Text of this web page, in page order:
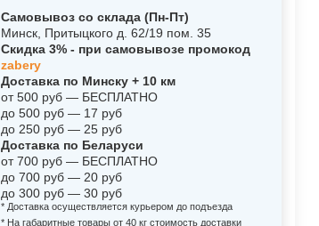
Самовывоз со склада (Пн-Пт)
Минск, Притыцкого д. 62/19 пом. 35
Скидка 3% - при самовывозе промокод
zabery
Доставка по Минску + 10 км
от 500 руб — БЕСПЛАТНО
до 500 руб — 17 руб
до 250 руб — 25 руб
Доставка по Беларуси
от 700 руб — БЕСПЛАТНО
до 700 руб — 20 руб
до 300 руб — 30 руб
* Доставка осуществляется курьером до подъезда
* На габаритные товары от 40 кг стоимость доставки